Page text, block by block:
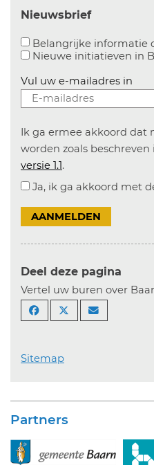
Nieuwsbrief
Belangrijke informatie
Nieuwe initiatieven in
Vul uw e-mailadres in
Ik ga ermee akkoord dat
worden zoals beschreven
versie 1.1.
Ja, ik ga akkoord met
AANMELDEN
Deel deze pagina
Vertel uw buren over
Sitemap
Partners